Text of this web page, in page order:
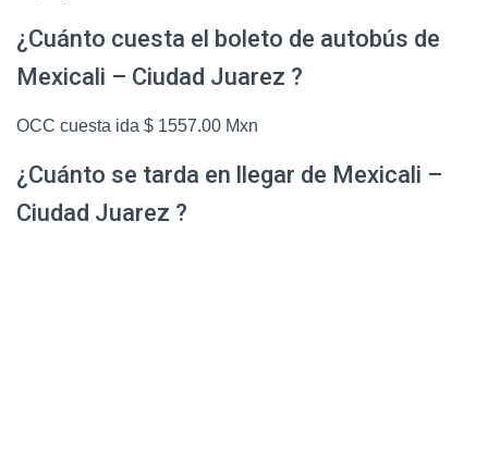
¿Cuánto cuesta el boleto de autobús de
Mexicali – Ciudad Juarez ?
OCC cuesta ida $ 1557.00 Mxn
¿Cuánto se tarda en llegar de Mexicali –
Ciudad Juarez ?